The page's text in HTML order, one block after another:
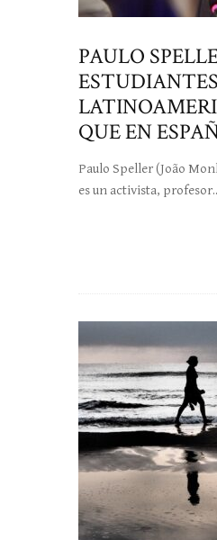
PAULO
ESTUDIANTES
QUE EN
Paulo Speller (João
es un activista,